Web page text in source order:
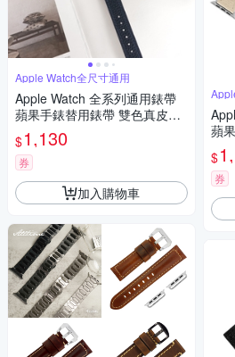
Apple Watch全尺寸通用
Apple Watch 全系列通用錶帶
蘋果手錶替用錶帶 雙色真皮錶
帶-深藍x米白色
$1,130
券
加入購物車
蘋
帶
$
券